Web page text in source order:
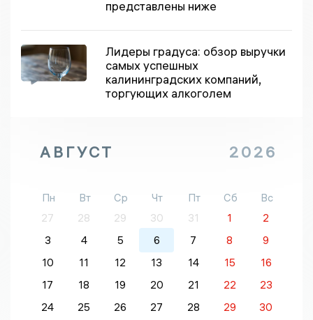
представлены ниже
Лидеры градуса: обзор выручки
самых успешных
калининградских компаний,
торгующих алкоголем
АВГУСТ 2026
Пн Вт Ср Чт Пт Сб
Вс
27
28 29 30 31 1
2
3
4 5 6 7 8
9
10
11 12 13 14 15
16
17
18 19 20 21 22
23
24
25 26 27 28 29
30